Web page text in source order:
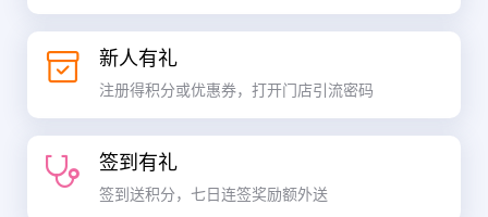
新人有礼
注册得积分或优惠券，打开门店引流密码
签到有礼
签到送积分，七日连签奖励额外送